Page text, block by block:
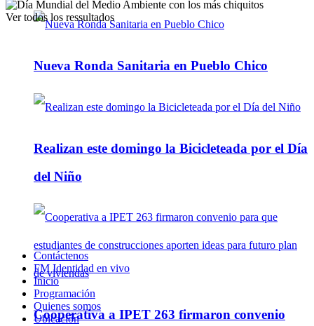
Nueva Ronda Sanitaria en Pueblo Chico
Realizan este domingo la Bicicleteada por el Día
del Niño
Cooperativa a IPET 263 firmaron convenio
Ver todos los ressultados
Contáctenos
FM Identidad en vivo
Inicio
Programación
Quienes somos
Ubicación